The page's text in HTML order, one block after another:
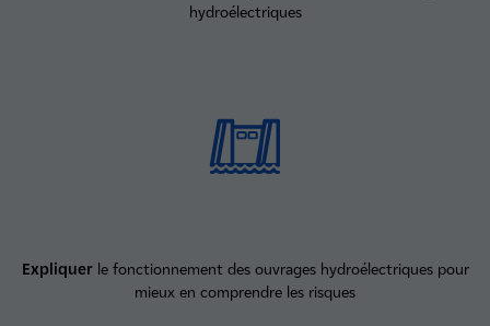
hydroélectriques
Expliquerle fonctionnement des ouvrages hydroélectriques pour
mieux en comprendre les risques